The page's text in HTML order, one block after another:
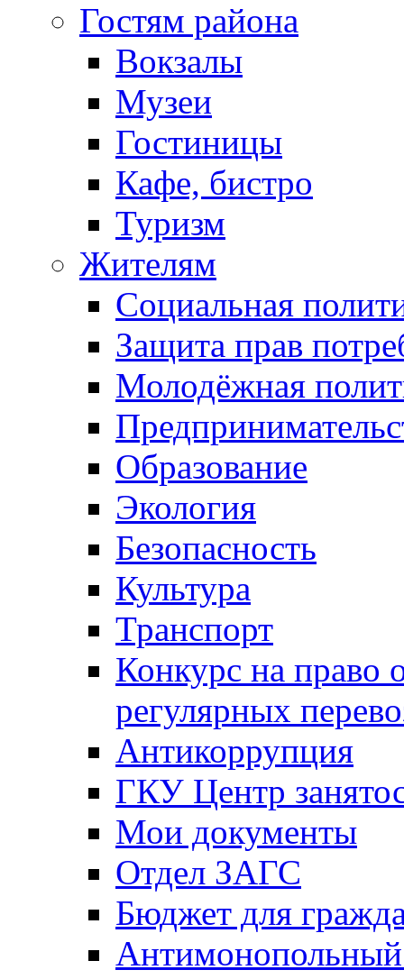
Гостям района
Вокзалы
Музеи
Гостиницы
Кафе, бистро
Туризм
Жителям
Социальная
Защита прав
Молодёжная
Образование
Экология
Безопасность
Культура
Транспорт
Конкурс на право
регулярных
Антикоррупция
ГКУ Центр
Мои документы
Отдел ЗАГС
Бюджет для
Антимонопольный